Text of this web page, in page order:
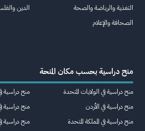
التغذية والرياضة والصحة
الصحافة والإعلام
الدين
منح دراسية بحسب مكان المنحة
منح دراسية في الولايات المتحدة
منح دراسية في الأردن
منح دراسية في المملكة المتحدة
منح دراسية
منح دراسية
منح دراسية